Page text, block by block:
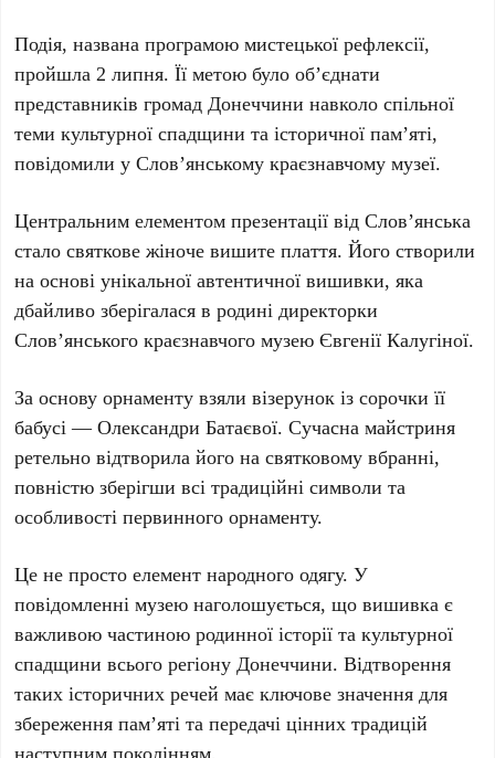
Подія, названа програмою мистецької рефлексії,
пройшла 2 липня. Її метою було об’єднати
представників громад Донеччини навколо спільної
теми культурної спадщини та історичної пам’яті,
повідомили уСлов’янському краєзнавчому музеї.
Центральним елементом презентації відСлов’янська
стало святкове жіноче вишите плаття. Його створили
на основі унікальної автентичної вишивки, яка
дбайливо зберігалася в родині директорки
Слов’янського краєзнавчого музею Євгенії Калугіної.
За основу орнаменту взяли візерунок із сорочки її
бабусі —Олександри Батаєвої. Сучасна майстриня
ретельно відтворила його на святковому вбранні,
повністю зберігши всі традиційні символи та
особливості первинного орнаменту.
Це не просто елемент народного одягу. У
повідомленні музею наголошується, що вишивка є
важливою частиною родинної історії та культурної
спадщини всього регіону Донеччини. Відтворення
таких історичних речей має ключове значення для
збереження пам’яті та передачі цінних традицій
наступним поколінням.